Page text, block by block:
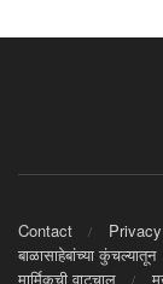
Contact
बाळासाहेबांच्या कुंचल्यातून
मार्मिकची वाटचाल